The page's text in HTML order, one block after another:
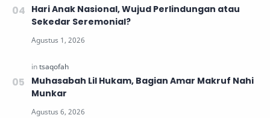
Hari Anak Nasional, Wujud Perlindungan atau
Sekedar Seremonial?
Muhasabah Lil Hukam, Bagian Amar Makruf Nahi
Munkar